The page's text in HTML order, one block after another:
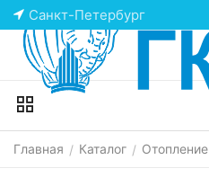
Санкт-Петербург
Главная / Каталог / Отопление